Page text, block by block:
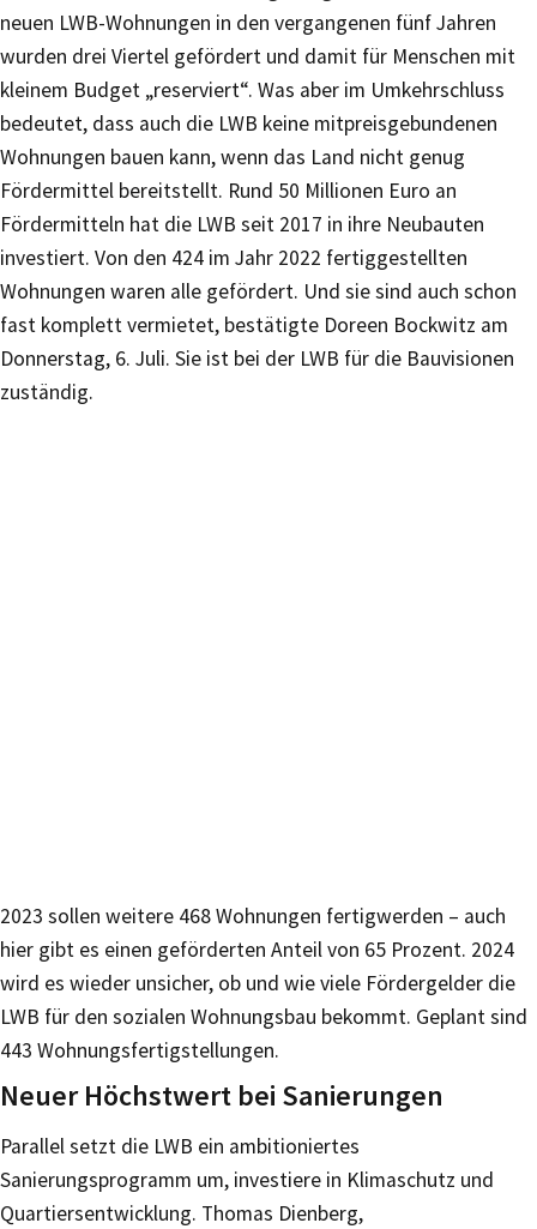
neuen LWB-Wohnungen in den vergangenen fünf Jahren
wurden drei Viertel gefördert und damit für Menschen mit
kleinem Budget „reserviert“. Was aber im Umkehrschluss
bedeutet, dass auch die LWB keine mitpreisgebundenen
Wohnungen bauen kann, wenn das Land nicht genug
Fördermittel bereitstellt. Rund 50 Millionen Euro an
Fördermitteln hat die LWB seit 2017 in ihre Neubauten
investiert. Von den 424 im Jahr 2022 fertiggestellten
Wohnungen waren alle gefördert. Und sie sind auch schon
fast komplett vermietet, bestätigte Doreen Bockwitz am
Donnerstag, 6. Juli. Sie ist bei der LWB für die Bauvisionen
zuständig.
2023 sollen weitere 468 Wohnungen fertigwerden – auch
hier gibt es einen geförderten Anteil von 65 Prozent. 2024
wird es wieder unsicher, ob und wie viele Fördergelder die
LWB für den sozialen Wohnungsbau bekommt. Geplant sind
443 Wohnungsfertigstellungen.
Neuer Höchstwert bei Sanierungen
Parallel setzt die LWB ein ambitioniertes
Sanierungsprogramm um, investiere in Klimaschutz und
Quartiersentwicklung. Thomas Dienberg,